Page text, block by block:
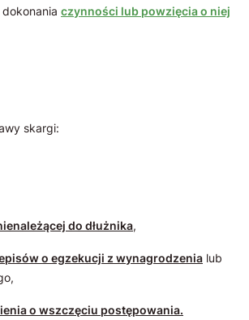
czynności lub powzięcia o niej
skargi:
do dłużnika,
o egzekucji z wynagrodzenia lub
o wszczęciu postępowania.